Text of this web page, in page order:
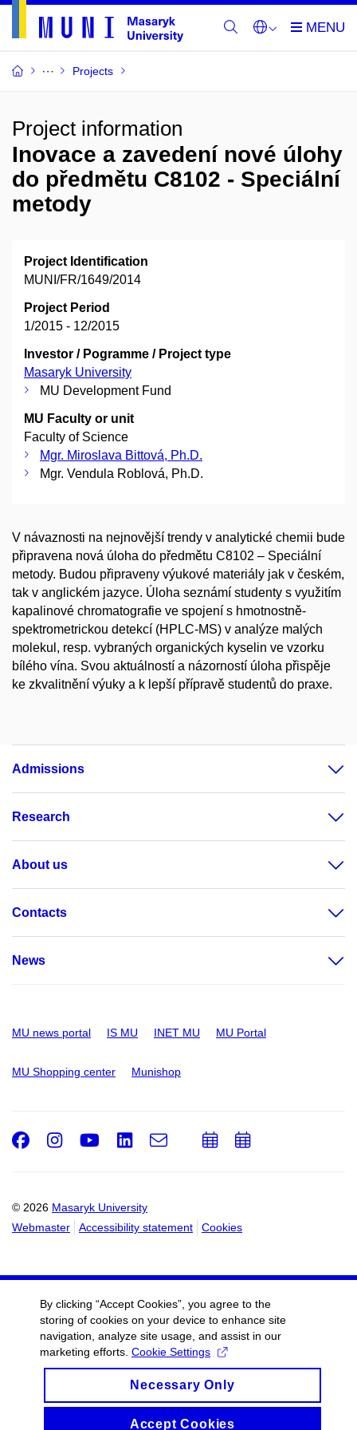
Projects
Project information
Inovace a zavedení nové úlohy
do předmětu C8102 - Speciální
metody
Project Identification
MUNI/FR/1649/2014
Project Period
1/2015 - 12/2015
Investor / Pogramme / Project type
Masaryk University
MU Development Fund
MU Faculty or unit
Faculty of Science
Mgr. Miroslava Bittová, Ph.D.
Mgr. Vendula Roblová, Ph.D.
V návaznosti na nejnovější trendy v analytické chemii bude
připravena nová úloha do předmětu C8102 – Speciální
metody. Budou připraveny výukové materiály jak v českém,
tak v anglickém jazyce. Úloha seznámí studenty s využitím
kapalinové chromatografie ve spojení s hmotnostně-
spektrometrickou detekcí (HPLC-MS) v analýze malých
molekul, resp. vybraných organických kyselin ve vzorku
bílého vína. Svou aktuálností a názorností úloha přispěje
ke zkvalitnění výuky a k lepší přípravě studentů do praxe.
Admissions
Research
About us
Contacts
News
MU news portal IS MU INET MU MU Portal
MU Shopping center Munishop
© 2026 Masaryk University
Webmaster
Accessibility statement Cookies
Facebook
Instagram
Youtube
LinkedIn
e-
AddAdd
By clicking “Accept Cookies”, you agree to the
storing of cookies on your device to enhance site
navigation, analyze site usage, and assist in our
marketing efforts. Cookie Settings
Necessary Only
Accept Cookies